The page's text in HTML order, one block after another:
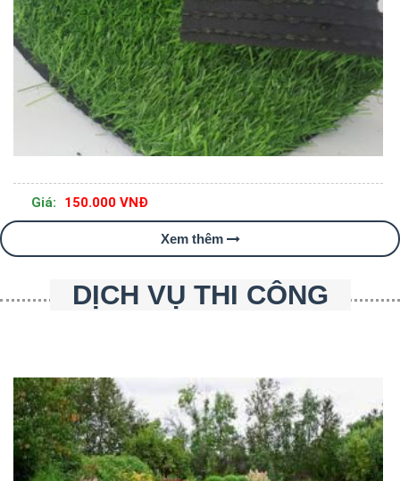
Giá: 150.000 VNĐ
Xem thêm
DỊCH VỤ THI CÔNG